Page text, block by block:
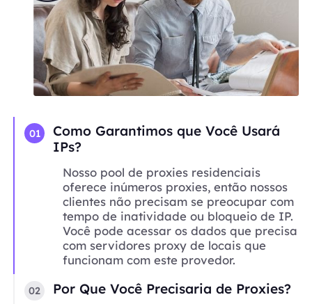
01
Como Garantimos que Você Usará
IPs?
Nosso pool de proxies residenciais
oferece inúmeros proxies, então nossos
clientes não precisam se preocupar com
tempo de inatividade ou bloqueio de IP.
Você pode acessar os dados que precisa
com servidores proxy de locais que
funcionam com este provedor.
02 Por Que Você Precisaria de Proxies?